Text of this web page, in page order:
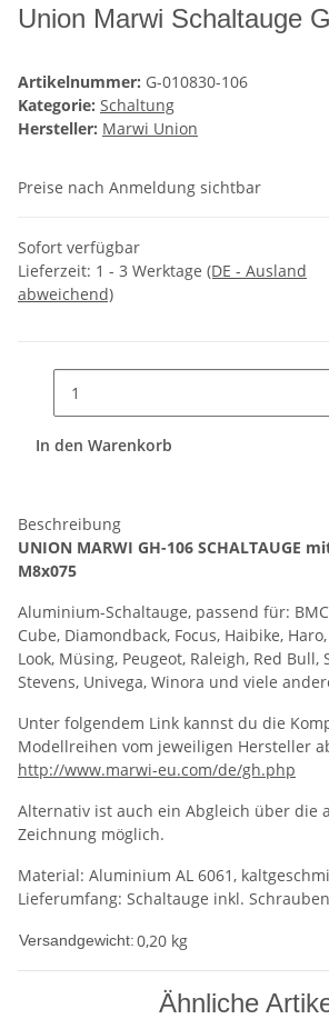
Union Marwi Schaltauge
Artikelnummer: G-010830-106
Kategorie: Schaltung
Hersteller: Marwi Union
Preise nach Anmeldung sichtbar
Sofort verfügbar
Lieferzeit: 1 - 3 Werktage (DE - Ausland
abweichend)
In den Warenkorb
Beschreibung
UNION MARWI GH-106 SCHALTAUGE
M8x075
Aluminium-Schaltauge, passend für:
Cube, Diamondback, Focus, Haibike,
Look, Müsing, Peugeot, Raleigh, Red Bull,
Stevens, Univega, Winora und viele
Unter folgendem Link kannst du die
Modellreihen vom jeweiligen Hersteller
http://www.marwi-eu.com/de/gh.php
Alternativ ist auch ein Abgleich über die
Zeichnung möglich.
Material: Aluminium AL 6061,
Lieferumfang: Schaltauge inkl.
Versandgewicht:0,20 kg
Ähnliche